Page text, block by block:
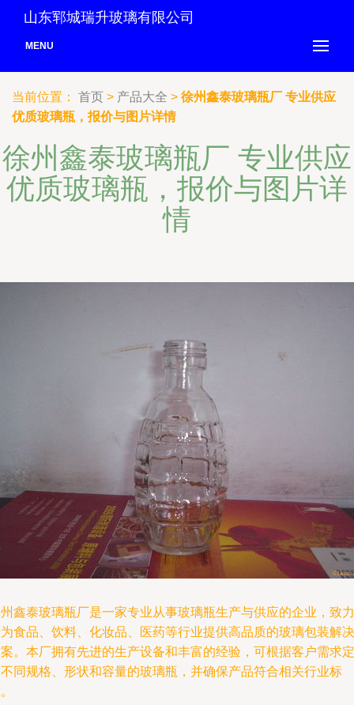
山东郓城瑞升玻璃有限公司
MENU
当前位置： 首页 > 产品大全 > 徐州鑫泰玻璃瓶厂 专业供应
优质玻璃瓶，报价与图片详情
徐州鑫泰玻璃瓶厂 专业供应
优质玻璃瓶，报价与图片详
情
鑫泰玻璃瓶厂是一家专业从事玻璃瓶生产与供应的企业，致力
食品、饮料、化妆品、医药等行业提供高品质的玻璃包装解决
。本厂拥有先进的生产设备和丰富的经验，可根据客户需求定
同规格、形状和容量的玻璃瓶，并确保产品符合相关行业标